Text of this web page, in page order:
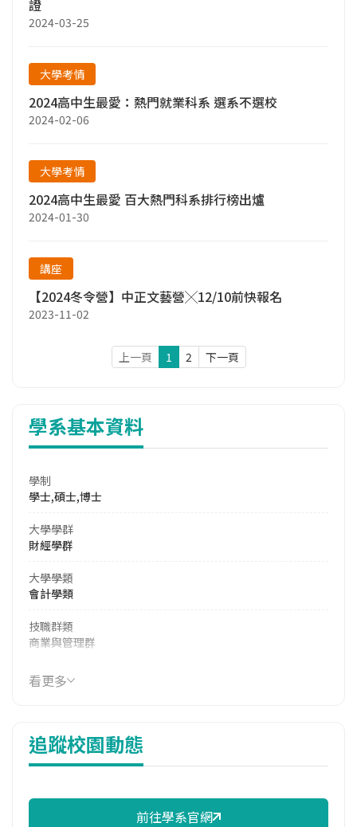
證
2024-03-25
大學考情
2024高中生最愛：熱門就業科系 選系不選校
2024-02-06
大學考情
2024高中生最愛 百大熱門科系排行榜出爐
2024-01-30
講座
【2024冬令營】中正文藝營╳12/10前快報名
2023-11-02
上一頁 1 2 下一頁
學系基本資料
學制
學士,碩士,博士
大學學群
財經學群
大學學類
會計學類
技職群類
商業與管理群
114年學費
17,090 元/學期
7,439 元/學期
114年註冊率
看更多
追蹤校園動態
前往學系官網